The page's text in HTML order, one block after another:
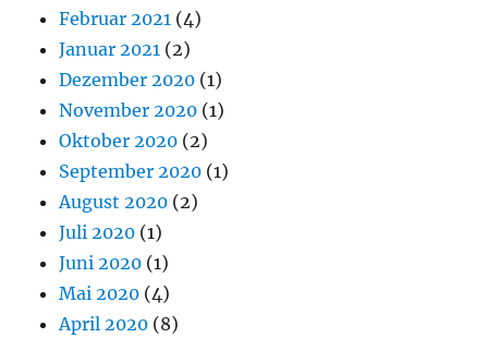
Februar 2021 (4)
Januar 2021 (2)
Dezember 2020 (1)
November 2020 (1)
Oktober 2020 (2)
September 2020 (1)
August 2020 (2)
Juli 2020 (1)
Juni 2020 (1)
Mai 2020 (4)
April 2020 (8)